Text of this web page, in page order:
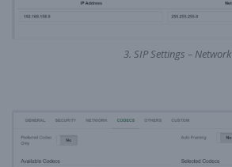
3. SIP Settings – Network